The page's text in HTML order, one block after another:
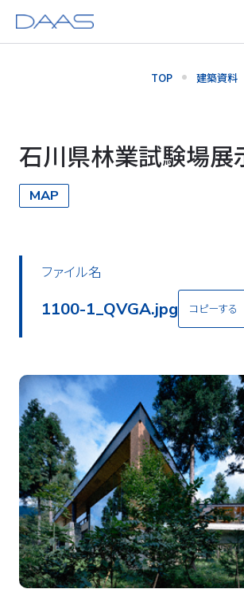
TOP 建築資料
石川県林業試験場展
MAP
ファイル名
1100-4_QVGA.jpg コピーする